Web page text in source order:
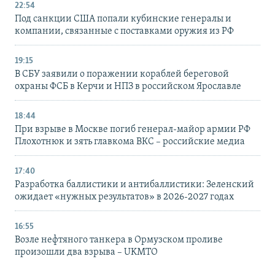
22:54
Под санкции США попали кубинские генералы и
компании, связанные с поставками оружия из РФ
19:15
В СБУ заявили о поражении кораблей береговой
охраны ФСБ в Керчи и НПЗ в российском Ярославле
18:44
При взрыве в Москве погиб генерал-майор армии РФ
Плохотнюк и зять главкома ВКС – российские медиа
17:40
Разработка баллистики и антибаллистики: Зеленский
ожидает «нужных результатов» в 2026-2027 годах
16:55
Возле нефтяного танкера в Ормузском проливе
произошли два взрыва – UKMTO